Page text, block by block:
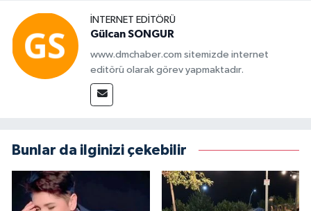
İNTERNET EDITÖRÜ
Gülcan SONGUR
www.dmchaber.com sitemizde internet
editörü olarak görev yapmaktadır.
Bunlar da ilginizi çekebilir